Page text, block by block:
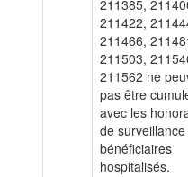
211385,
211422,
211466,
211503,
211562 ne
pas être
avec les
de
bénéficiaires
hospitalisés.